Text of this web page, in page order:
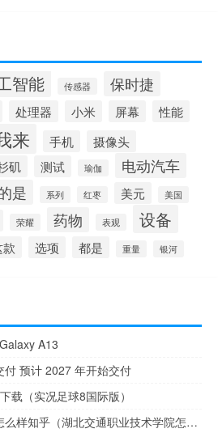
智能 传感器 保时捷
处理器 小米 屏幕 性能
来 手机
摄像头
矶 测试 瑜伽 电动汽车
是 系列 红枣 美元 美国
荣耀 药物 表观 设备
选项 都是 重量 银河
A13
预计 2027 年开始交付
载（实况足球8国际版）
湖北交通职业技术学院怎么样知乎（湖北交通职业技术学院怎么样）